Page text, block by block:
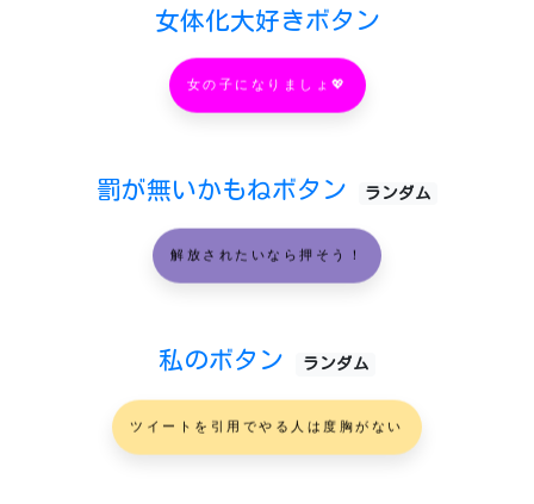
女体化大好きボタン
女の子になりましょ💖
罰が無いかもねボタン ランダム
解放されたいなら押そう！
私のボタン ランダム
ツイートを引用でやる人は度胸がない